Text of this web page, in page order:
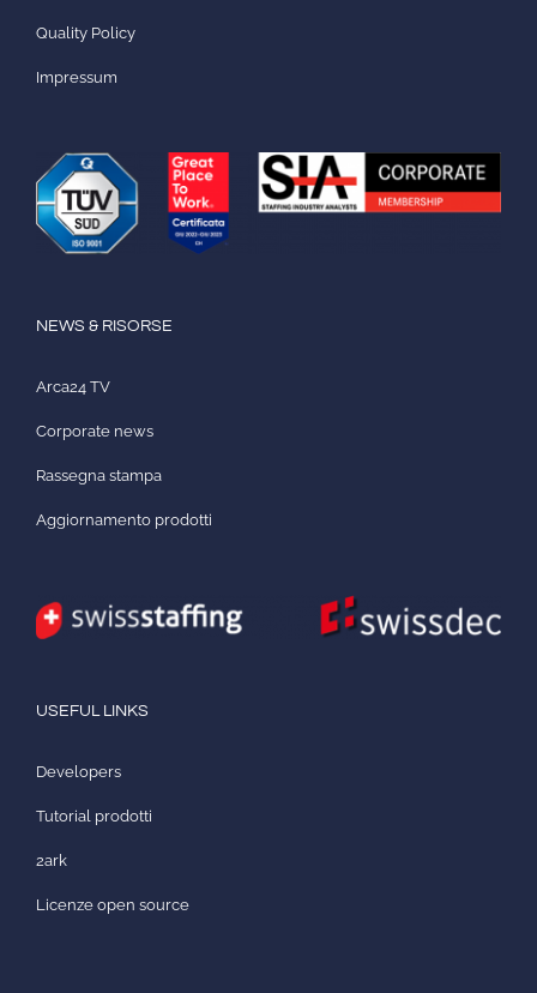
Quality Policy
Impressum
NEWS & RISORSE
Arca24 TV
Corporate news
Rassegna stampa
Aggiornamento prodotti
USEFUL LINKS
Developers
Tutorial prodotti
2ark
Licenze open source